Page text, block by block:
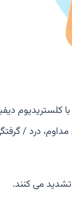
کلستریدیوم
درد /
تشدید می کنند.